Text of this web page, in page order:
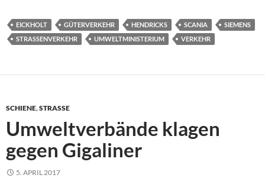
EICKHOLT GÜTERVERKEHR HENDRICKS SCANIA
SIEMENS
STRASSENVERKEHR
UMWELTMINISTERIUM VERKEHR
SCHIENE,STRASSE
Umweltverbände klagen
gegen Gigaliner
5. APRIL 2017